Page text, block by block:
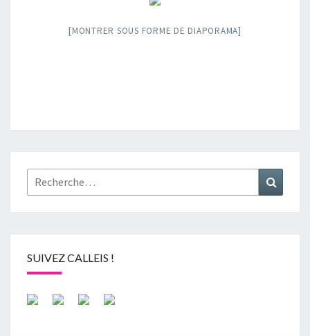
[MONTRER SOUS FORME DE DIAPORAMA]
Rechercher :
SUIVEZ CALLEIS !